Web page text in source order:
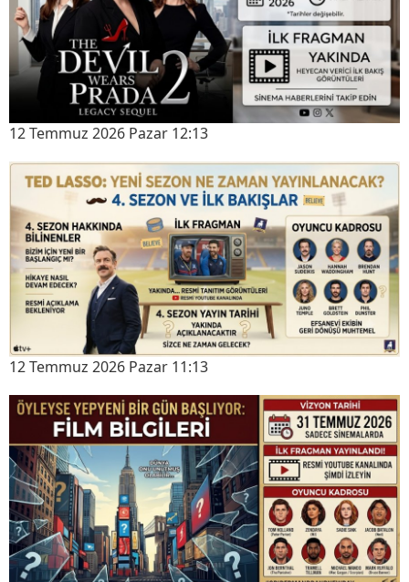
12 Temmuz 2026 Pazar 12:13
12 Temmuz 2026 Pazar 11:13